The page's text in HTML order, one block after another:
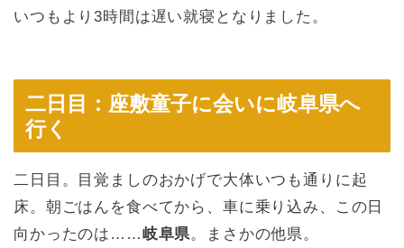
いつもより3時間は遅い就寝となりました。
二日目：座敷童子に会いに岐阜県へ
行く
二日目。目覚ましのおかげで大体いつも通りに起
床。朝ごはんを食べてから、車に乗り込み、この日
向かったのは……岐阜県。まさかの他県。